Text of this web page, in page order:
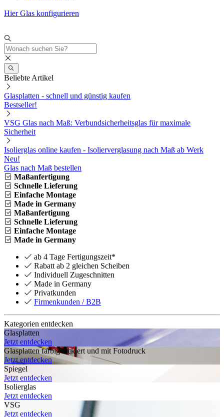
Hier Glas konfigurieren
Beliebte Artikel
Glasplatten - schnell und günstig kaufen
Bestseller!
VSG Glas nach Maß: Verbundsicherheitsglas für maximale
Sicherheit
Isolierglas online kaufen - Isolierverglasung nach Maß ab Werk
Neu!
Glas nach Maß bestellen
Maßanfertigung
Schnelle Lieferung
Einfache Montage
Made in Germany
Maßanfertigung
Schnelle Lieferung
Einfache Montage
Made in Germany
ab 4 Tage Fertigungszeit*
Rabatt ab 2 gleichen Scheiben
Individuell Zugeschnitten
Made in Germany
Privatkunden
Firmenkunden / B2B
Kategorien entdecken
Glasplatten
Jetzt entdecken
Glasplatten farbig lackiert und mit Fotodruck
Jetzt entdecken
Spiegel
Jetzt entdecken
Isolierglas
Jetzt entdecken
VSG
Jetzt entdecken